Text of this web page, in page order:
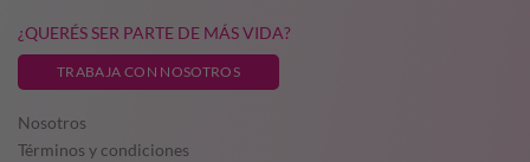
¿QUERÉS SER PARTE DE MÁS VIDA?
TRABAJA CON NOSOTROS
Nosotros
Términos y condiciones